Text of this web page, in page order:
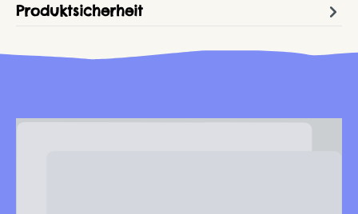
Produktsicherheit